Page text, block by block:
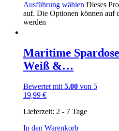
Ausführung wählen Dieses
auf. Die Optionen können auf
werden
Maritime
Weiß &…
Bewertet mit 5.00 von 5
19,99 €
Lieferzeit: 2 - 7 Tage
In den Warenkorb